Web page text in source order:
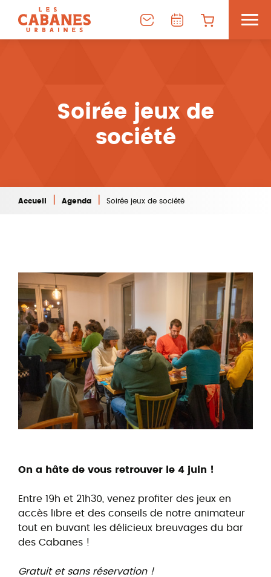
Soirée jeux de
société
Accueil Agenda Soirée jeux de société
On a hâte de vous retrouver le 4 juin !
Entre 19h et 21h30, venez profiter des jeux en
accès libre et des conseils de notre animateur
tout en buvant les délicieux breuvages du bar
des Cabanes !
Gratuit et sans réservation !